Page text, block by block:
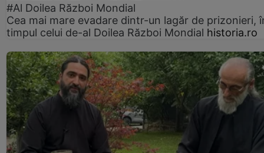
#Al Doilea Război Mondial
Cea mai mare evadare dintr-un lagăr de prizonieri,
timpul celui de-al Doilea Război Mondial historia.ro